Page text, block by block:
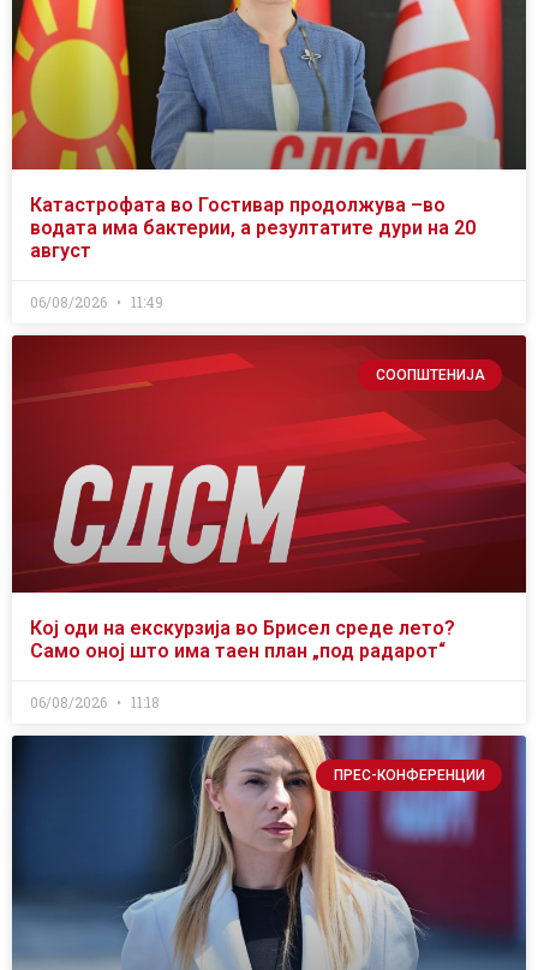
Катастрофата во Гостивар продолжува –во
водата има бактерии, а резултатите дури на 20
август
06/08/2026 11:49
СООПШТЕНИЈА
Кој оди на екскурзија во Брисел среде лето?
Само оној што има таен план „под радарот“
06/08/2026 11:18
ПРЕС-КОНФЕРЕНЦИИ